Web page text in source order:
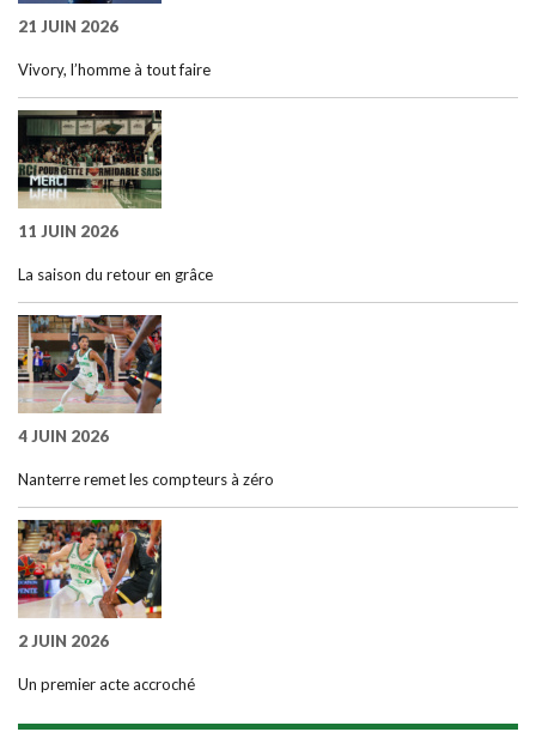
21 JUIN 2026
Vivory, l’homme à tout faire
11 JUIN 2026
La saison du retour en grâce
4 JUIN 2026
Nanterre remet les compteurs à zéro
2 JUIN 2026
Un premier acte accroché